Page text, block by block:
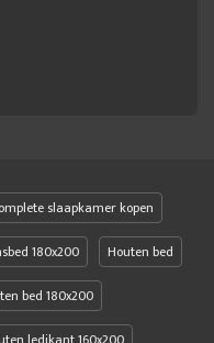
slaapkamer kopen
180x200
Houten bed
bed 180x200